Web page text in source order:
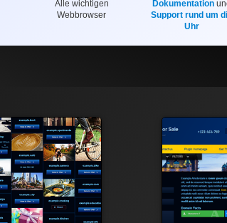
Alle wichtigen
Webbrowser
Dokumentation
Support rund um
Uhr